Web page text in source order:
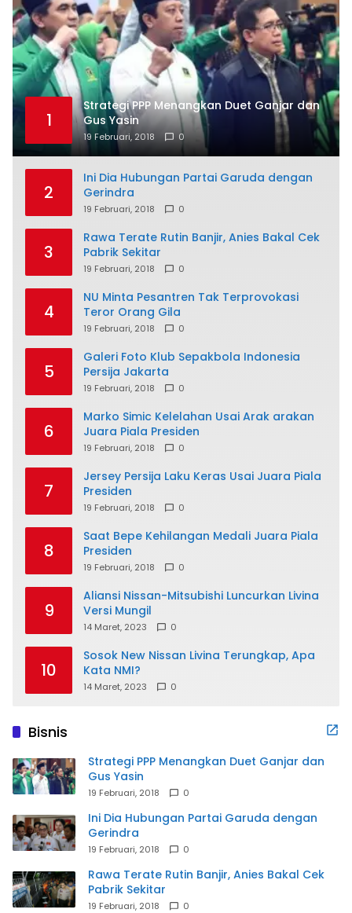
1
Strategi PPP Menangkan Duet Ganjar dan
Gus Yasin
19 Februari, 2018 0
2
Ini Dia Hubungan Partai Garuda dengan
Gerindra
19 Februari, 2018 0
3
Rawa Terate Rutin Banjir, Anies Bakal Cek
Pabrik Sekitar
19 Februari, 2018 0
4
NU Minta Pesantren Tak Terprovokasi
Teror Orang Gila
19 Februari, 2018 0
5
Galeri Foto Klub Sepakbola Indonesia
Persija Jakarta
19 Februari, 2018 0
6
Marko Simic Kelelahan Usai Arak arakan
Juara Piala Presiden
19 Februari, 2018 0
7
Jersey Persija Laku Keras Usai Juara Piala
Presiden
19 Februari, 2018 0
8
Saat Bepe Kehilangan Medali Juara Piala
Presiden
19 Februari, 2018 0
9
Aliansi Nissan-Mitsubishi Luncurkan Livina
Versi Mungil
14 Maret, 2023 0
10
Sosok New Nissan Livina Terungkap, Apa
Kata NMI?
14 Maret, 2023 0
Bisnis
Strategi PPP Menangkan Duet Ganjar dan
Gus Yasin
19 Februari, 2018 0
Ini Dia Hubungan Partai Garuda dengan
Gerindra
19 Februari, 2018 0
Rawa Terate Rutin Banjir, Anies Bakal Cek
Pabrik Sekitar
19 Februari, 2018 0